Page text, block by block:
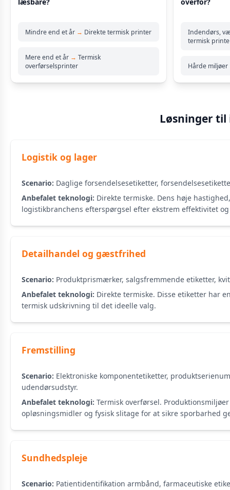
læsbare?
Mindre end et år → Direkte termisk printer
Mere end et år → Termisk
overførselsprinter
overfor?
Indendørs,
termisk
Hårde miljøer
Løsninger
Logistik og lager
Scenario: Daglige forsendelsesetiketter,
Anbefalet teknologi: Direkte termiske. Dens høje
logistikbranchens efterspørgsel efter ekstrem effektivitet
Detailhandel og gæstfrihed
Scenario: Produktprismærker, salgsfremmende etiketter,
Anbefalet teknologi: Direkte termiske. Disse etiketter har
termisk udskrivning til det ideelle valg.
Fremstilling
Scenario: Elektroniske komponentetiketter,
udendørsudstyr.
Anbefalet teknologi: Termisk overførsel.
opløsningsmidler og fysisk slitage for at sikre sporbarhed
Sundhedspleje
Scenario: Patientidentifikation armbånd, farmaceutiske